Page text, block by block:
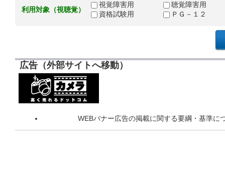
利用対象（視聴覚）
視覚障害用
聴覚障害用
資格試験用
ＰＧ－１２
広告（外部サイトへ移動）
WEBバナー広告の掲載に関する要綱・基準に